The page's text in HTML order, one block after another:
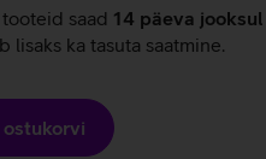
saad 14 päeva jooksul
lisaks ka tasuta saatmine.
ostukorvi